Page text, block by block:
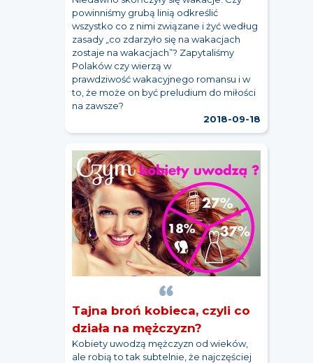
powinniśmy grubą linią odkreślić
wszystko co z nimi związane i żyć według
zasady „co zdarzyło się na wakacjach
zostaje na wakacjach”? Zapytaliśmy
Polaków czy wierzą w
prawdziwość wakacyjnego romansu i w
to, że może on być preludium do miłości
na zawsze?
2018-09-18
Tajna broń kobieca, czyli co
działa na mężczyzn?
Kobiety uwodzą mężczyzn od wieków,
ale robią to tak subtelnie, że najczęściej